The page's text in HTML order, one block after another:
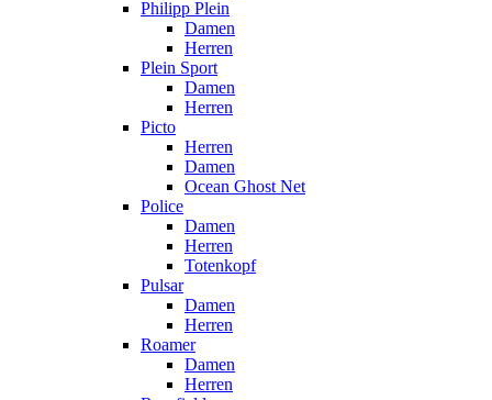
Philipp Plein
Damen
Herren
Plein Sport
Damen
Herren
Picto
Herren
Damen
Ocean Ghost Net
Police
Damen
Herren
Totenkopf
Pulsar
Damen
Herren
Roamer
Damen
Herren